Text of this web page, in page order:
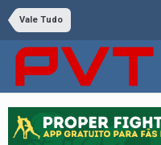
Vale Tudo